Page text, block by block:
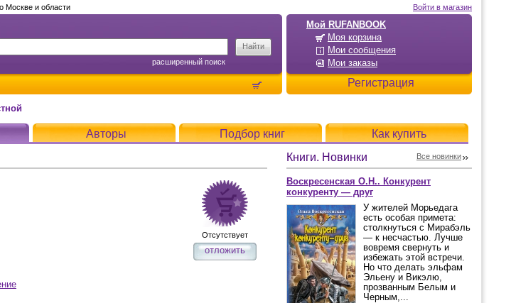
Мой RUFANBOOK
Моя корзина
Мои сообщения
Мои заказы
Регистрация
Войти в магазин
расширенный поиск
Москве и области
Авторы Подбор книг
Как купить
Отсутствует
отложить
Книги. Новинки Все новинки
Воскресенская О.Н.. Конкурент
конкуренту — друг
У жителей Морьедага
есть особая примета:
столкнуться с Мирабэль
— к несчастью. Лучше
вовремя свернуть и
избежать этой встречи.
Но что делать эльфам
Эльену и Викэлю,
прозванным Белым и
Черным,...